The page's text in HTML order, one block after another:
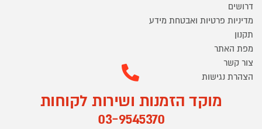
דרושים
מדיניות פרטיות ואבטחת מידע
תקנון
מפת האתר
צור קשר
הצהרת נגישות
מוקד הזמנות ושירות לקוחות
03-9545370